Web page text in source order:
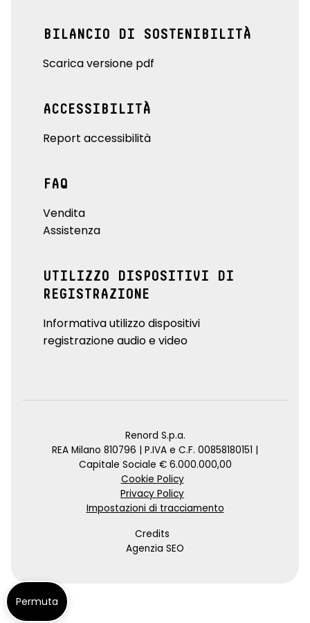
BILANCIO DI SOSTENIBILITÀ
Scarica versione pdf
ACCESSIBILITÀ
Report accessibilità
FAQ
Vendita
Assistenza
UTILIZZO DISPOSITIVI DI
REGISTRAZIONE
Informativa utilizzo dispositivi
registrazione audio e video
Renord S.p.a.
REA Milano 810796 | P.IVA e C.F. 00858180151 |
Capitale Sociale € 6.000.000,00
Cookie Policy
Privacy Policy
Impostazioni di tracciamento
Credits
Agenzia SEO
Permuta